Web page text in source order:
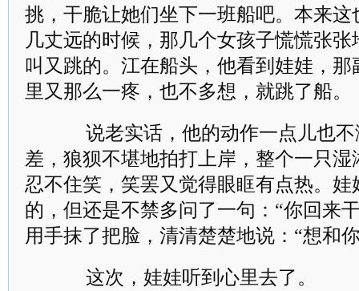
挑，干脆让她们坐下一班船吧。本来
几丈远的时候，那几个女孩子慌慌张
叫又跳的。江在船头，他看到娃娃，
里又那么一疼，也不多想，就跳了船。
说老实话，他的动作一点儿也不
差，狼狈不堪地拍打上岸，整个一只
忍不住笑，笑罢又觉得眼眶有点热。
的，但还是不禁多问了一句：“你回来
用手抹了把脸，清清楚楚地说：“想和
这次，娃娃听到心里去了。